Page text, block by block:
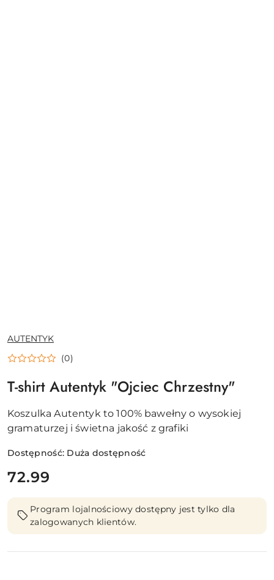
NAZWA
PRODUCENTA:
AUTENTYK
(0)
T-shirt Autentyk "Ojciec Chrzestny"
Koszulka Autentyk to 100% bawełny o wysokiej
gramaturzej i świetna jakość z grafiki
Dostępność: Duża dostępność
cena:
72.99
Program lojalnościowy dostępny jest tylko dla
zalogowanych klientów.